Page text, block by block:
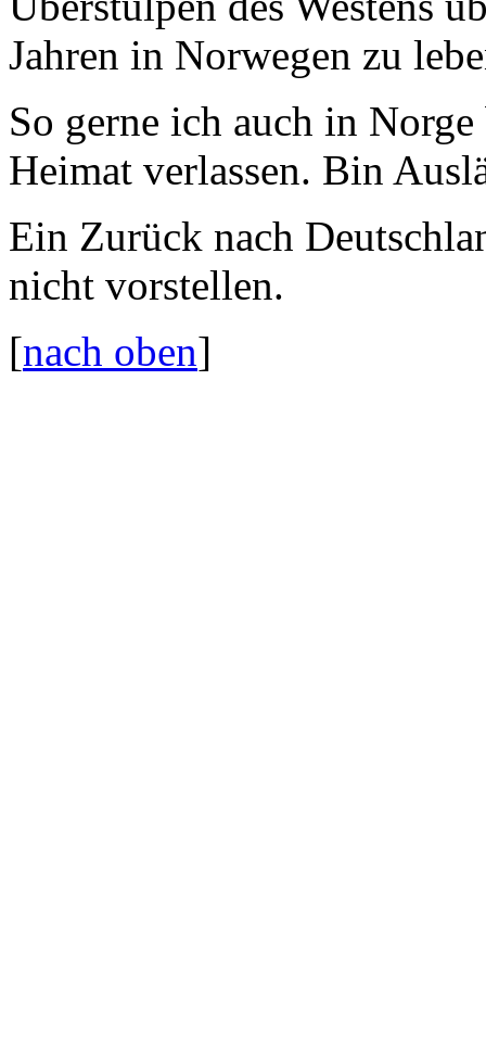
Jahren in Norwegen zu
So gerne ich auch in
Heimat verlassen. Bin
Ein Zurück nach
nicht vorstellen.
[nach oben]